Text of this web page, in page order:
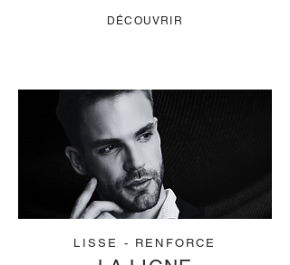
DÉCOUVRIR
LISSE - RENFORCE